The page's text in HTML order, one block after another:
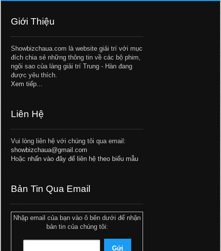
Giới Thiệu
Showbizchaua.com là website giải trí với mục
đích chia sẻ những thông tin về các bộ phim,
ngôi sao của làng giải trí Trung - Hàn đang
được yêu thích.
Xem tiếp...
Liên Hệ
Vui lòng liên hệ với chúng tôi qua email:
showbizchaua@gmail.com
Hoặc nhấn vào đây để liên hệ theo biểu mẫu
Bản Tin Qua Email
Nhập email của bạn vào ô bên dưới để nhận
bản tin của chúng tôi: